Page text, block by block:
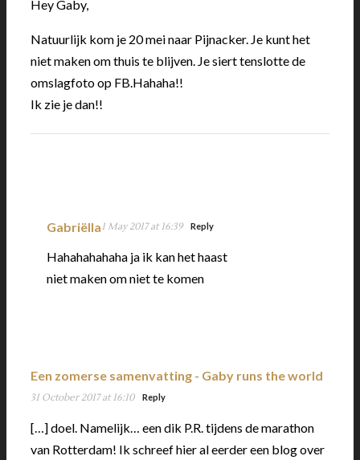
Hey Gaby,
Natuurlijk kom je 20 mei naar Pijnacker. Je kunt het
niet maken om thuis te blijven. Je siert tenslotte de
omslagfoto op FB.Hahaha!!
Ik zie je dan!!
Gabriëlla1 May 2017 at 16:39 Reply
Hahahahahaha ja ik kan het haast
niet maken om niet te komen
Een zomerse samenvatting - Gaby runs the world
31 October 2017 at 16:10 Reply
[…] doel. Namelijk… een dik P.R. tijdens de marathon
van Rotterdam! Ik schreef hier al eerder een blog over